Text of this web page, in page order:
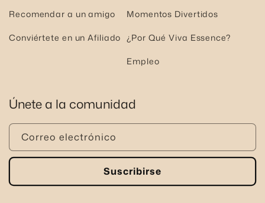
Recomendar a un amigo
Conviértete en un Afiliado
Momentos Divertidos
¿Por Qué Viva Essence?
Empleo
Únete a la comunidad
Correo electrónico
Suscribirse